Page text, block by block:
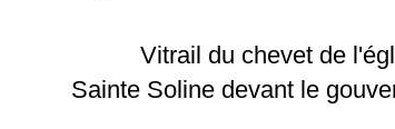
Vitrail du chevet de
Sainte Soline devant le